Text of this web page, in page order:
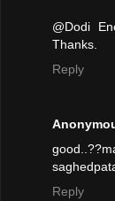
@Dodi
Thanks.
Reply
Reply